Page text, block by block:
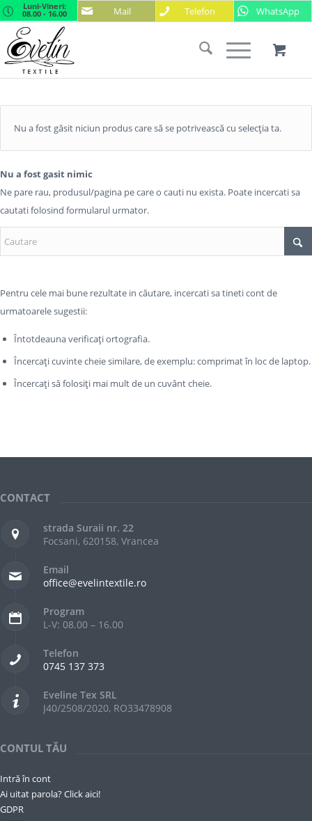
Mail Telefon WhatsApp
Luni-Vineri:
08.00 - 16.00
Nu a fost găsit niciun produs care să se potrivească cu selecția ta.
Nu a fost gasit nimic
Ne pare rau, produsul/pagina pe care o cauti nu exista. Poate incercati sa
cautati folosind formularul urmator.
Pentru cele mai bune rezultate in căutare, incercati sa tineti cont de
urmatoarele sugestii:
Întotdeauna verificați ortografia.
Încercați cuvinte cheie similare, de exemplu: comprimat în loc de laptop.
Încercați să folosiți mai mult de un cuvânt cheie.
CONTACT
strada Suraii nr. 22
Focsani, 620158, Vrancea
Email
office@evelintextile.ro
Program
L-V: 08.00 – 16.00
Telefon
0745 137 373
Eveline Tex SRL
J40/2508/2020, RO33478908
CONTUL TĂU
Intră în cont
Ai uitat parola? Click aici!
GDPR